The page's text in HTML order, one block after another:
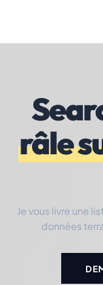
râle
Je vous livre une
données